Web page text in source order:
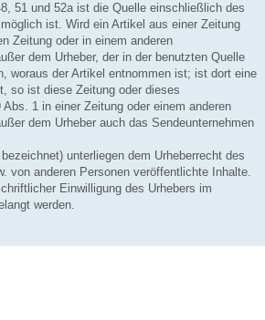
51 und 52a ist die Quelle einschließlich des
ist. Wird ein Artikel aus einer Zeitung
Zeitung oder in einem anderen
dem Urheber, der in der benutzten Quelle
woraus der Artikel entnommen ist; ist dort eine
so ist diese Zeitung oder dieses
1 in einer Zeitung oder einem anderen
dem Urheber auch das Sendeunternehmen
unterliegen dem Urheberrecht des
von anderen Personen veröffentlichte Inhalte.
Einwilligung des Urhebers im
werden.